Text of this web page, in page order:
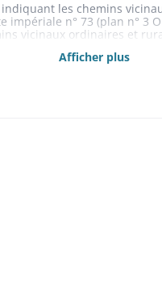
les chemins
impériale n° 73 (plan n° 3
vicinaux ordinaires et
Afficher plus